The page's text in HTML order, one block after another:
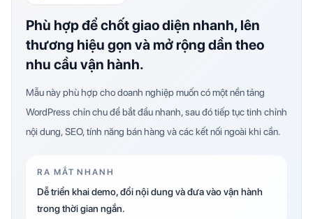
Phù hợp để chốt giao diện nhanh, lên
thương hiệu gọn và mở rộng dần theo
nhu cầu vận hành.
Mẫu này phù hợp cho doanh nghiệp muốn có một nền tảng
WordPress chỉn chu để bắt đầu nhanh, sau đó tiếp tục tinh chỉnh
nội dung, SEO, tính năng bán hàng và các kết nối ngoài khi cần.
RA MẮT NHANH
Dễ triển khai demo, đổi nội dung và đưa vào vận hành
trong thời gian ngắn.